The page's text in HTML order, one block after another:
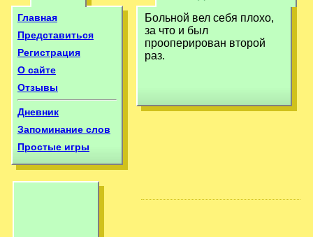
Главная
Представиться
Регистрация
О сайте
Отзывы
Дневник
Запоминание слов
Простые игры
Больной вел себя
плохо, за что
вел себя плохо, за
что
Больной вел себя плохо,
за что и был
прооперирован второй
раз.